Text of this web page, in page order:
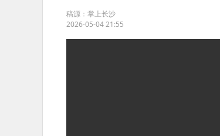
稿源：掌上长沙
2026-05-04 21:55